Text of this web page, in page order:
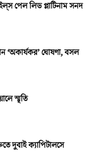
পেল লিড প্লাটিনাম সনদ
‘অকার্যকর’ ঘোষণা, বসল
স্মৃতি
দুবাই ক্যাপিটালসে